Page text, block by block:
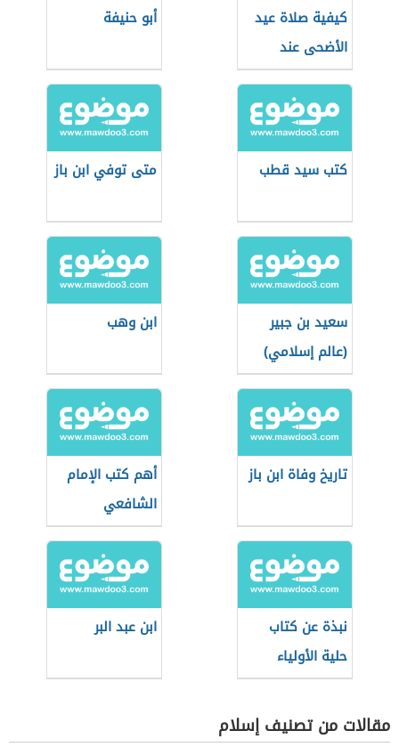
كيفية صلاة عيد
الأضحى عند
المالكية
أبو حنيفة
كتب سيد قطب متى توفي ابن باز
سعيد بن جبير
(عالم إسلامي)
ابن وهب
تاريخ وفاة ابن باز
أهم كتب الإمام
الشافعي
نبذة عن كتاب
حلية الأولياء
ابن عبد البر
مقالات من تصنيف إسلام